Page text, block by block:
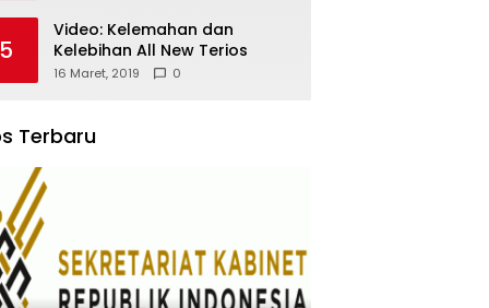
5
Video: Kelemahan dan
Kelebihan All New Terios
16 Maret, 2019 0
Terbaru